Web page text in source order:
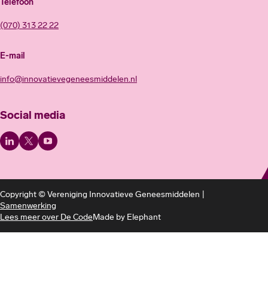
Telefoon
(070) 313 22 22
E-mail
info@innovatievegeneesmiddelen.nl
Social media
Copyright © Vereniging Innovatieve Geneesmiddelen |
Samenwerking
Lees meer over De CodeMade by Elephant